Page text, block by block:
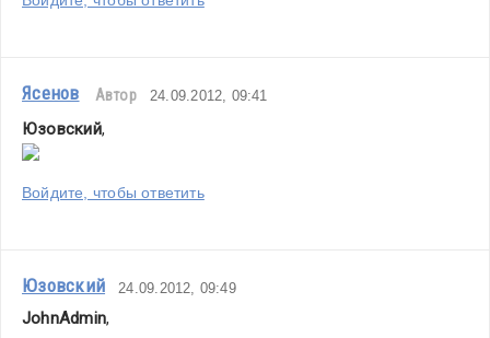
Ясенов Автор 24.09.2012, 09:41
Юзовский,
Войдите, чтобы ответить
Юзовский 24.09.2012, 09:49
JohnAdmin,